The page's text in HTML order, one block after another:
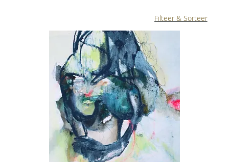
Filteer & Sorteer